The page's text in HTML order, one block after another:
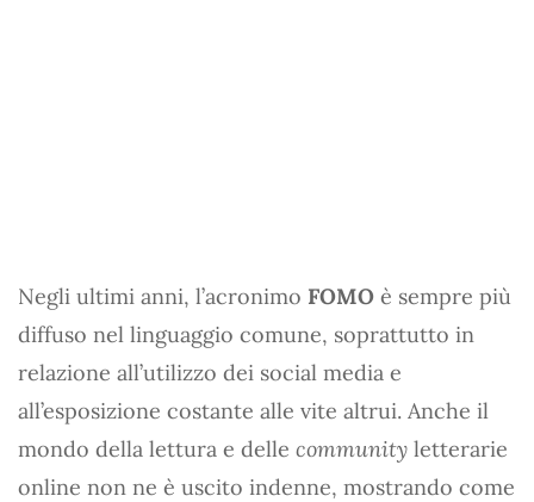
Negli ultimi anni, l’acronimo FOMO è sempre più
diffuso nel linguaggio comune, soprattutto in
relazione all’utilizzo dei social media e
all’esposizione costante alle vite altrui. Anche il
mondo della lettura e delle community letterarie
online non ne è uscito indenne, mostrando come